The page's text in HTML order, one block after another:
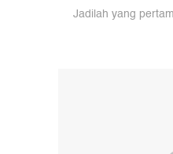
Jadilah yang